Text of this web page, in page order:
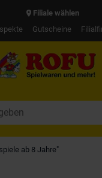
Filiale wählen
Gutscheine
ab 8 Jahre"